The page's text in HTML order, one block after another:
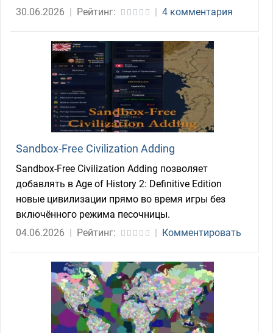
30.06.2026 | Рейтинг: | 4 комментария
Sandbox-Free Civilization Adding
Sandbox-Free Civilization Adding позволяет
добавлять в Age of History 2: Definitive Edition
новые цивилизации прямо во время игры без
включённого режима песочницы.
04.06.2026 | Рейтинг: | Комментировать